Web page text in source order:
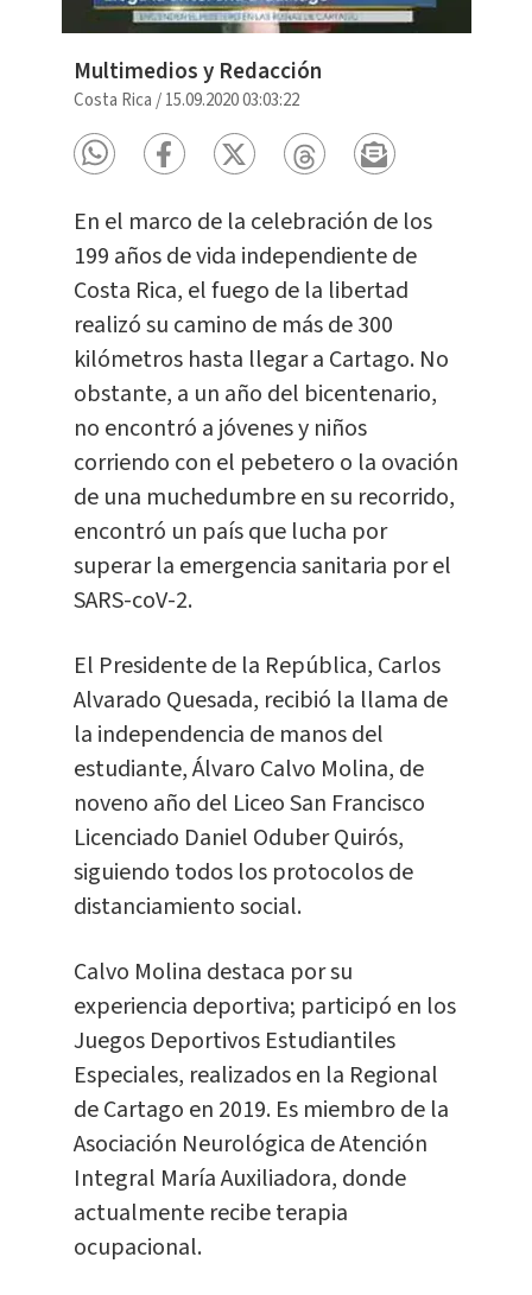
Multimedios y Redacción
Costa Rica /15.09.2020 03:03:22
En el marco de la celebración de los
199 años de vida independiente de
Costa Rica, el fuego de la libertad
realizó su camino de más de 300
kilómetros hasta llegar a Cartago. No
obstante, a un año del bicentenario,
no encontró a jóvenes y niños
corriendo con el pebetero o la ovación
de una muchedumbre en su recorrido,
encontró un país que lucha por
superar la emergencia sanitaria por el
SARS-coV-2.
El Presidente de la República, Carlos
Alvarado Quesada, recibió la llama de
la independencia de manos del
estudiante, Álvaro Calvo Molina, de
noveno año del Liceo San Francisco
Licenciado Daniel Oduber Quirós,
siguiendo todos los protocolos de
distanciamiento social.
Calvo Molina destaca por su
experiencia deportiva; participó en los
Juegos Deportivos Estudiantiles
Especiales, realizados en la Regional
de Cartago en 2019. Es miembro de la
Asociación Neurológica de Atención
Integral María Auxiliadora, donde
actualmente recibe terapia
ocupacional.